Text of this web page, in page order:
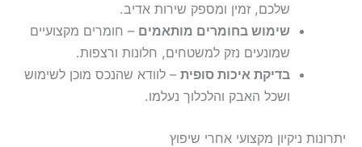
שלכם, זמין ומספק שירות אדיב.
שימוש בחומרים מותאמים – חומרים מקצועיים
שמונעים נזק למשטחים, חלונות ורצפות.
בדיקת איכות סופית – לוודא שהנכס מוכן לשימוש
ושכל האבק והלכלוך נעלמו.
יתרונות ניקיון מקצועי אחרי שיפוץ